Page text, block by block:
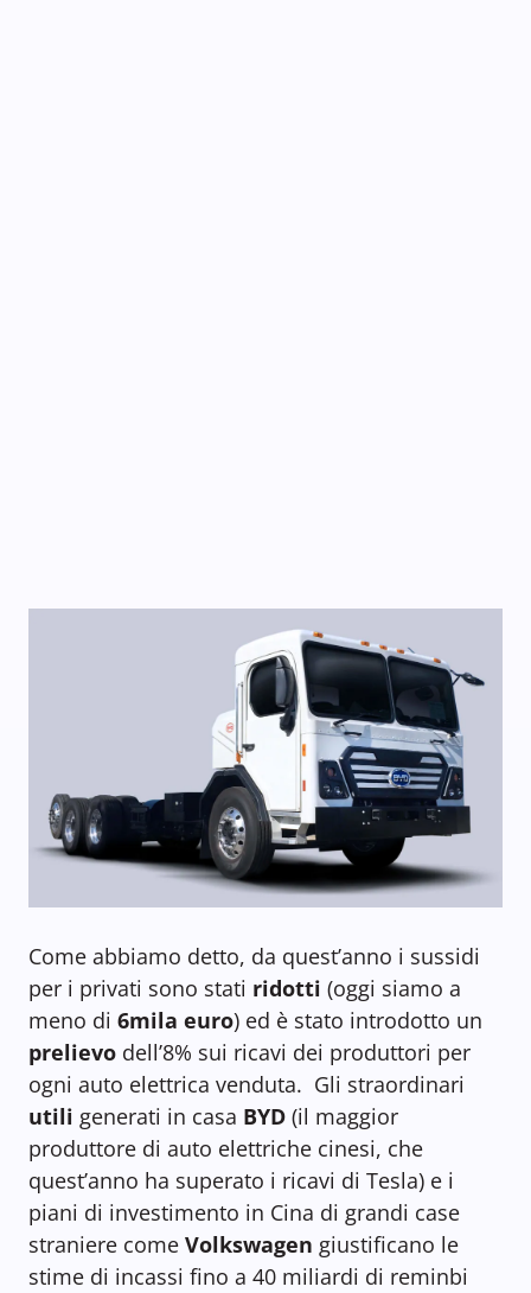
Come abbiamo detto, da quest’anno i sussidi
per i privati sono stati ridotti (oggi siamo a
meno di 6mila euro) ed è stato introdotto un
prelievo dell’8% sui ricavi dei produttori per
ogni auto elettrica venduta. Gli straordinari
utili generati in casa BYD (il maggior
produttore di auto elettriche cinesi, che
quest’anno ha superato i ricavi di Tesla) e i
piani di investimento in Cina di grandi case
straniere come Volkswagen giustificano le
stime di incassi fino a 40 miliardi di reminbi